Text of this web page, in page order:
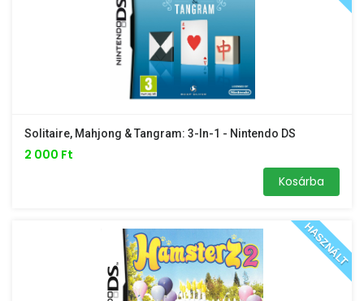
Solitaire, Mahjong & Tangram: 3-In-1 - Nintendo DS
2 000 Ft
Kosárba
HASZNÁLT